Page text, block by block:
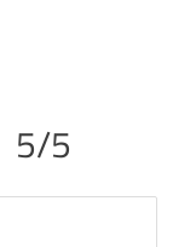
5/5